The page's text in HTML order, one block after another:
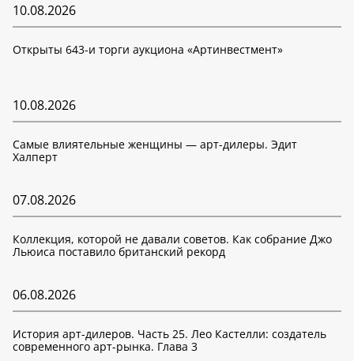
10.08.2026
Открыты 643-и торги аукциона «Артинвестмент»
10.08.2026
Самые влиятельные женщины — арт-дилеры. Эдит
Халперт
07.08.2026
Коллекция, которой не давали советов. Как собрание Джо
Льюиса поставило британский рекорд
06.08.2026
История арт-дилеров. Часть 25. Лео Кастелли: создатель
современного арт-рынка. Глава 3